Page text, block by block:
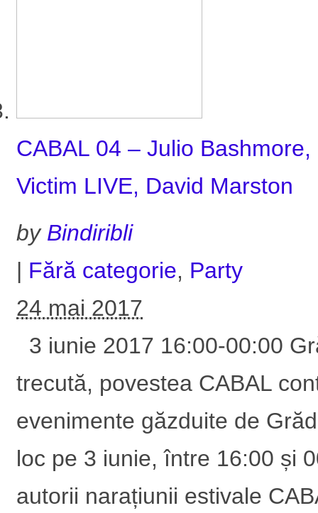
CABAL 04 – Julio
Victim LIVE, David Marston
by Bindiribli
| Fără categorie, Party
24 mai 2017
3 iunie 2017 16:00-00:00
trecută, povestea CABAL
evenimente găzduite de
loc pe 3 iunie, între 16:00 și
autorii narațiunii estivale